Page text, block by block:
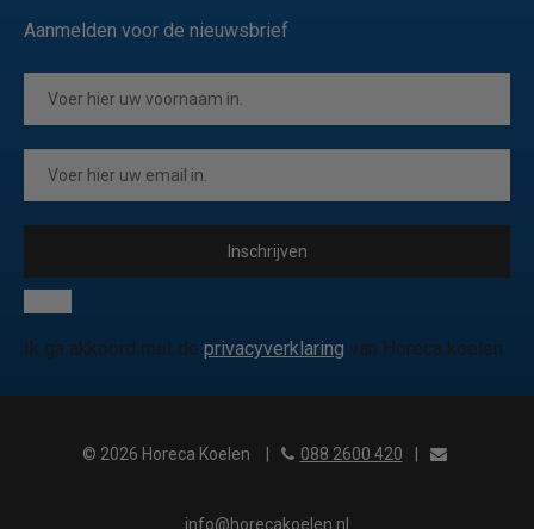
Aanmelden voor de nieuwsbrief
Inschrijven
Ik ga akkoord met de privacyverklaring van Horeca koelen
© 2026 Horeca Koelen 088 2600 420
info@horecakoelen.nl